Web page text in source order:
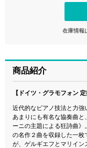
在庫情報
商品紹介
【ドイツ・グラモフォン 定
近代的なピアノ技法と力
あまりにも有名な協奏曲
ーニの主題による狂詩曲
の名作２曲を収録した一
が、ゲルギエフとマリイ